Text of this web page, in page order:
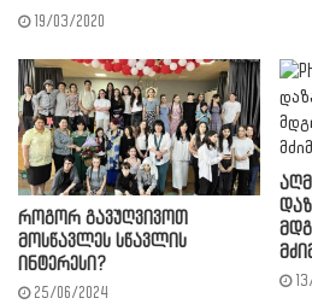
19/03/2020
როგორ გავუღვივოთ
მოსწავლეს სწავლის
ინტერესი?
25/06/2024